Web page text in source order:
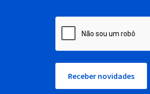
Receber novidades